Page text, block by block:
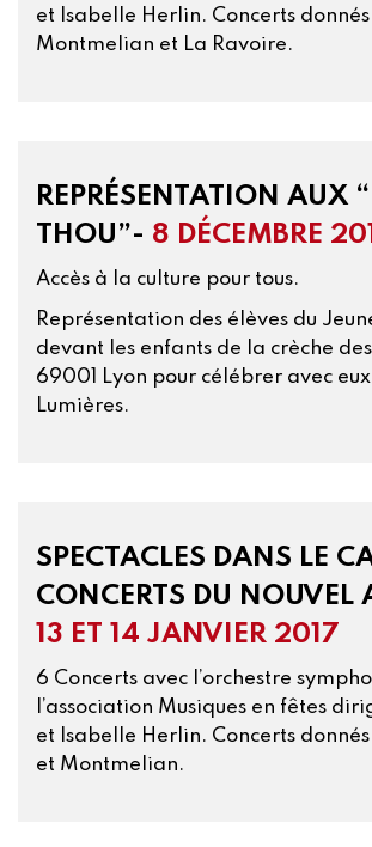
et Isabelle Herlin. Concerts
Montmelian et La Ravoire.
REPRÉSENTATION AUX
THOU”- 8 DÉCEMBRE
Accès à la culture pour tous.
Représentation des élèves du
devant les enfants de la crèche
69001 Lyon pour célébrer avec
Lumières.
SPECTACLES DANS LE
CONCERTS DU NOUVEL
13 ET 14 JANVIER 2017
6 Concerts avec l’orchestre
l’association Musiques en fêtes
et Isabelle Herlin. Concerts
et Montmelian.